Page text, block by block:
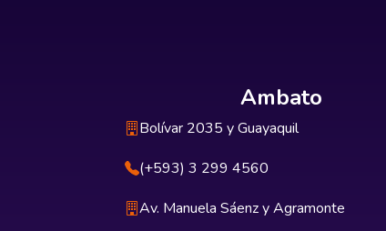
Ambato
Bolívar 2035 y Guayaquil
(+593) 3 299 4560
Av. Manuela Sáenz y Agramonte